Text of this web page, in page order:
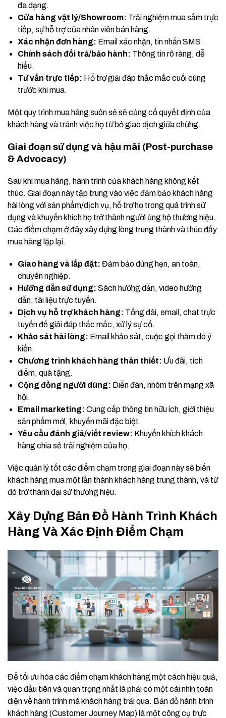
đa dạng.
Cửa hàng vật lý/Showroom: Trải nghiệm mua sắm trực
tiếp, sự hỗ trợ của nhân viên bán hàng.
Xác nhận đơn hàng: Email xác nhận, tin nhắn SMS.
Chính sách đổi trả/bảo hành: Thông tin rõ ràng, dễ
hiểu.
Tư vấn trực tiếp: Hỗ trợ giải đáp thắc mắc cuối cùng
trước khi mua.
Một quy trình mua hàng suôn sẻ sẽ củng cố quyết định của
khách hàng và tránh việc họ từ bỏ giao dịch giữa chừng.
Giai đoạn sử dụng và hậu mãi (Post-purchase
& Advocacy)
Sau khi mua hàng, hành trình của khách hàng không kết
thúc. Giai đoạn này tập trung vào việc đảm bảo khách hàng
hài lòng với sản phẩm/dịch vụ, hỗ trợ họ trong quá trình sử
dụng và khuyến khích họ trở thành người ủng hộ thương hiệu.
Các điểm chạm ở đây xây dựng lòng trung thành và thúc đẩy
mua hàng lặp lại.
Giao hàng và lắp đặt: Đảm bảo đúng hẹn, an toàn,
chuyên nghiệp.
Hướng dẫn sử dụng: Sách hướng dẫn, video hướng
dẫn, tài liệu trực tuyến.
Dịch vụ hỗ trợ khách hàng: Tổng đài, email, chat trực
tuyến để giải đáp thắc mắc, xử lý sự cố.
Khảo sát hài lòng: Email khảo sát, cuộc gọi thăm dò ý
kiến.
Chương trình khách hàng thân thiết: Ưu đãi, tích
điểm, quà tặng.
Cộng đồng người dùng: Diễn đàn, nhóm trên mạng xã
hội.
Email marketing: Cung cấp thông tin hữu ích, giới thiệu
sản phẩm mới, khuyến mãi đặc biệt.
Yêu cầu đánh giá/viết review: Khuyến khích khách
hàng chia sẻ trải nghiệm của họ.
Việc quản lý tốt các điểm chạm trong giai đoạn này sẽ biến
khách hàng mua một lần thành khách hàng trung thành, và từ
đó trở thành đại sứ thương hiệu.
Xây Dựng Bản Đồ Hành Trình Khách
Hàng Và Xác Định Điểm Chạm
Để tối ưu hóa các điểm chạm khách hàng một cách hiệu quả,
việc đầu tiên và quan trọng nhất là phải có một cái nhìn toàn
diện về hành trình mà khách hàng trải qua. Bản đồ hành trình
khách hàng (Customer Journey Map) là một công cụ trực